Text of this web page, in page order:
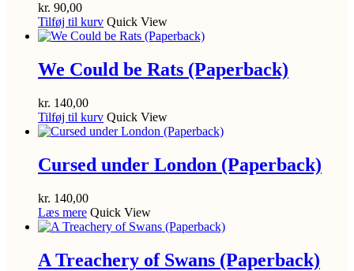
kr. 90,00
Tilføj til kurv Quick View
We Could be Rats (Paperback)
kr. 140,00
Tilføj til kurv Quick View
Cursed under London (Paperback)
kr. 140,00
Læs mere Quick View
A Treachery of Swans (Paperback)